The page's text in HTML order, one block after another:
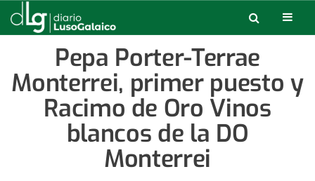
Pepa Porter-Terrae
Monterrei, primer puesto y
Racimo de Oro Vinos
blancos de la DO
Monterrei